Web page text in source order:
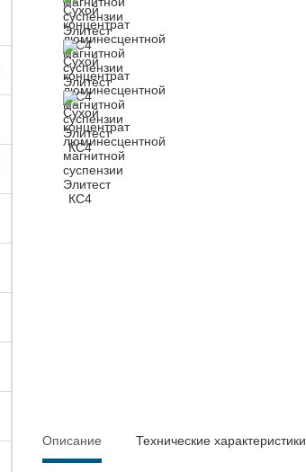
Описание Технические характеристики